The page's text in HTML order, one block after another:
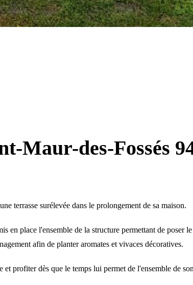
Maur-des-Fossés
terrasse surélevée dans le prolongement de sa maison.
en place l'ensemble de la structure permettant de poser
afin de planter aromates et vivaces décoratives.
profiter dès que le temps lui permet de l'ensemble de